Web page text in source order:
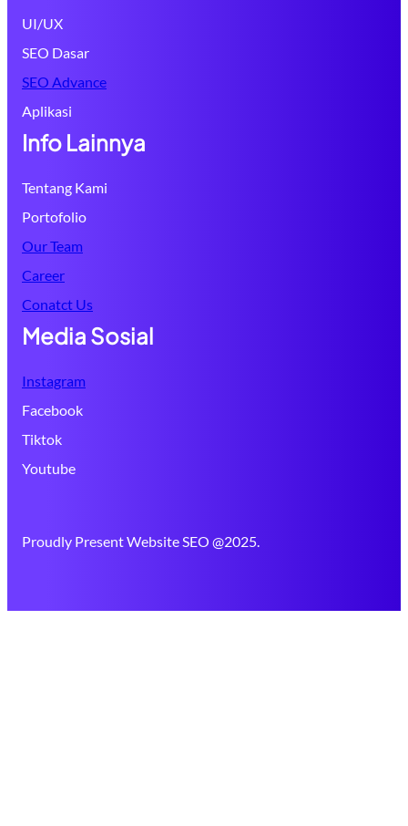
UI/UX
SEO Dasar
SEO Advance
Aplikasi
Info Lainnya
Tentang Kami
Portofolio
Our Team
Career
Conatct Us
Media Sosial
Instagram
Facebook
Tiktok
Youtube
Proudly Present Website SEO @2025.